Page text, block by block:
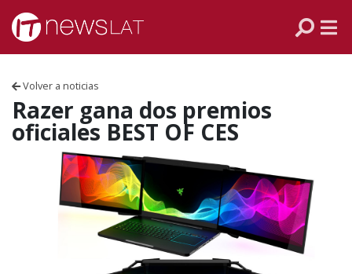
Skip to content
Volver a noticias
Razer gana dos premios
oficiales BEST OF CES
ECUADOR
CHILE
ARGENTINA